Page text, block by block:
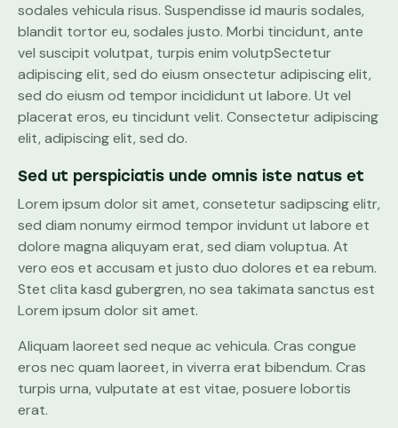
sodales vehicula risus. Suspendisse id mauris sodales,
blandit tortor eu, sodales justo. Morbi tincidunt, ante
vel suscipit volutpat, turpis enim volutpSectetur
adipiscing elit, sed do eiusm onsectetur adipiscing elit,
sed do eiusm od tempor incididunt ut labore. Ut vel
placerat eros, eu tincidunt velit. Consectetur adipiscing
elit, adipiscing elit, sed do.
Sed ut perspiciatis unde omnis iste natus et
Lorem ipsum dolor sit amet, consetetur sadipscing elitr,
sed diam nonumy eirmod tempor invidunt ut labore et
dolore magna aliquyam erat, sed diam voluptua. At
vero eos et accusam et justo duo dolores et ea rebum.
Stet clita kasd gubergren, no sea takimata sanctus est
Lorem ipsum dolor sit amet.
Aliquam laoreet sed neque ac vehicula. Cras congue
eros nec quam laoreet, in viverra erat bibendum. Cras
turpis urna, vulputate at est vitae, posuere lobortis
erat.